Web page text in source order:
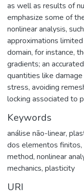
as well as results of
emphasize some of
nonlinear analysis,
approximations
domain, for instance,
gradients; an
quantities like
stress, avoiding
locking associated to
Keywords
análise não-linear,
dos elementos finitos,
method, nonlinear
mechanics, plasticity
URI